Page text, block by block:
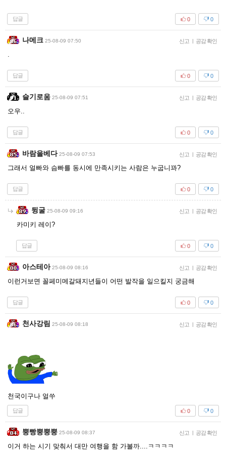
답글 0
0
나메크 25-08-09 07:50 신고 | 공감 확인
.
답글 0
0
슬기로움 25-08-09 07:51 신고 | 공감 확인
오우..
답글 0
0
바람을베다 25-08-09 07:53 신고 | 공감 확인
그래서 얼빠와 슴빠를 동시에 만족시키는 사람은 누굽니꽈?
답글 0
0
뒹굴 25-08-09 09:16 신고 | 공감 확인
카미키 레이?
답글 0
0
아스테아 25-08-09 08:16 신고 | 공감 확인
이런거보면 꼴페미메갈돼지년들이 어떤 발작을 일으킬지 궁금해
답글 0
0
천사강림 25-08-09 08:18 신고 | 공감 확인
천국이구나 얼쑤
답글 0
0
뿡빵뿡뿡뿡 25-08-09 08:37 신고 | 공감 확인
이거 하는 시기 맞춰서 대만 여행을 함 가볼까....ㅋㅋㅋㅋ